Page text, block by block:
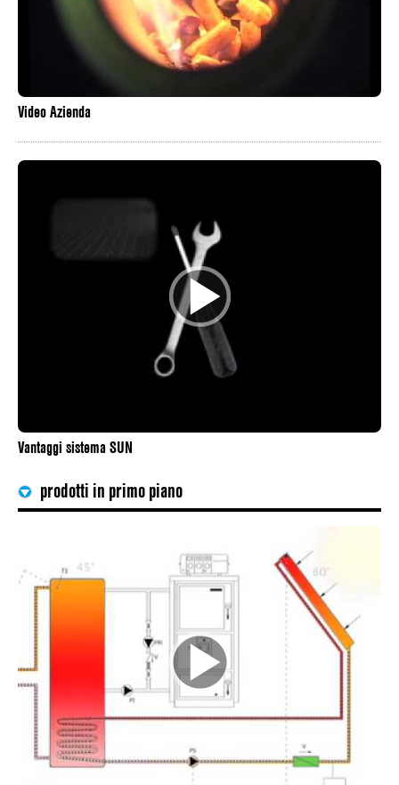
Video Azienda
Vantaggi sistema SUN
prodotti in primo piano